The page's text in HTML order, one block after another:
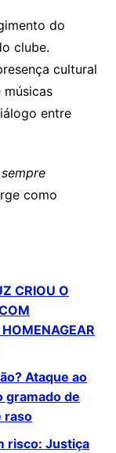
do
clube.
cultural
músicas
entre
como
CRIOU O
Ataque ao
gramado de
raso
risco: Justiça